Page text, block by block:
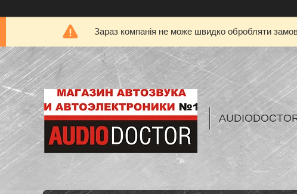
Зараз компанія не може швидко обробляти